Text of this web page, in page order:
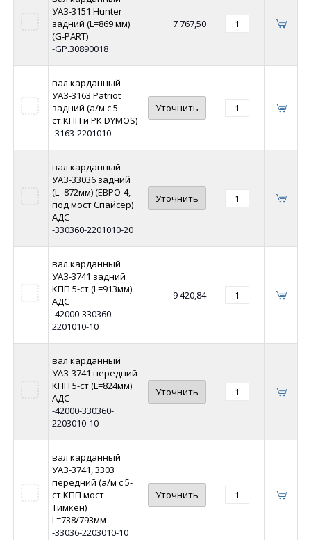
УАЗ-3151 Hunter
задний (L=869 мм)
(G-PART)
-GP.30890018
7 767,50
вал карданный
УАЗ-3163 Patriot
задний (а/м с 5-
ст.КПП и РК DYMOS)
-3163-2201010
Уточнить
вал карданный
УАЗ-33036 задний
(L=872мм) (ЕВРО-4,
под мост Спайсер)
АДС
-330360-2201010-20
Уточнить
вал карданный
УАЗ-3741 задний
КПП 5-ст (L=913мм)
АДС
-42000-330360-
2201010-10
9 420,84
вал карданный
УАЗ-3741 передний
КПП 5-ст (L=824мм)
АДС
-42000-330360-
2203010-10
Уточнить
вал карданный
УАЗ-3741, 3303
передний (а/м с 5-
ст.КПП мост
Тимкен)
L=738/793мм
-33036-2203010-10
Уточнить